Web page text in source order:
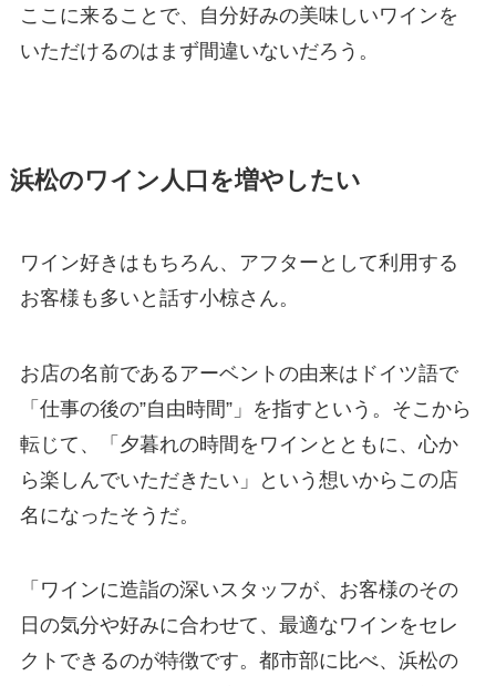
ここに来ることで、自分好みの美味しいワインを
いただけるのはまず間違いないだろう。
浜松のワイン人口を増やしたい
ワイン好きはもちろん、アフターとして利用する
お客様も多いと話す小椋さん。
お店の名前であるアーベントの由来はドイツ語で
「仕事の後の”自由時間”」を指すという。そこから
転じて、「夕暮れの時間をワインとともに、心か
ら楽しんでいただきたい」という想いからこの店
名になったそうだ。
「ワインに造詣の深いスタッフが、お客様のその
日の気分や好みに合わせて、最適なワインをセレ
クトできるのが特徴です。都市部に比べ、浜松の